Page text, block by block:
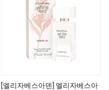
[엘리자베스아덴] 엘리자베스아